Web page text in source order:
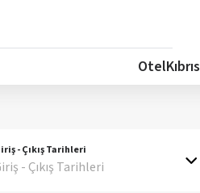
OtelKıbrıs
- Çıkış Tarihleri
- Çıkış Tarihleri